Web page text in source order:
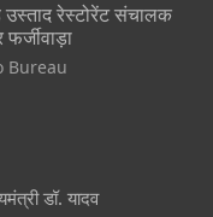
रेस्टोरेंट संचालक
Bureau
डॉ. यादव